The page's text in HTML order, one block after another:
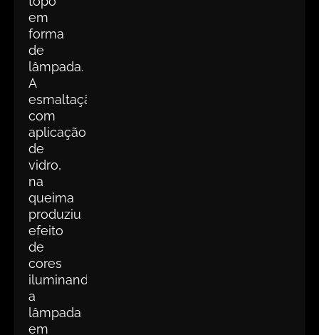
em
forma
de
lâmpada.
A
esmaltação
com
aplicação
de
vidro,
na
queima
produziu
efeito
de
cores
iluminando
a
lâmpada
em